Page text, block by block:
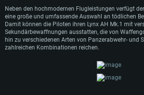
Prozessor: Dual-Core 2.2 GHz
Arbeitsspeicher: 4GB
DirectX 11 fähige Grafikkarte: AMD Radeon 77XX /
660; die geringste Auflösung für das Spiel
Festplatte: 21,5 GB (minimaler Client)
Prozessor: Intel Core i5, 2.2 GHz (Intel Xeon
unterstützt)
Arbeitsspeicher: 6 GB
Grafikkarte: Intel Iris Pro 5200 oder analoge AMD
geringste Auflösung des Spiels beträgt 720p mit
Netzwerk: Breitband-Internetverbindung
Festplatte: 21,5 GB (minimaler Client)
Prozessor: Dual-Core 2.4 GHz
Arbeitsspeicher: 4 GB
Grafikkarte: NVIDIA 660 mit den neuesten
Monate) / vergleichbare AMD mit den neuesten
Monate); die geringste Auflösung für das Spiel
Netzwerk: Breitband-Internetverbindung
Festplatte: 21,5 GB (minimaler Client)
Neben den hochmodernen Flugleistungen verfügt
eine große und umfassende Auswahl an tödlichen
Damit können die Piloten ihren Lynx AH Mk.1 mit
Sekundärbewaffnungen ausstatten, die von
hin zu verschiedenen Arten von Panzerabwehr- und
zahlreichen Kombinationen reichen.